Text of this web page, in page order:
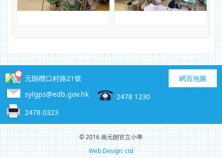
網頁地圖
元朗欖口村路21號
sylgps@edb.gov.hk
2478 1230
2478 0323
© 2016 南元朗官立小學
Web Design: ctd